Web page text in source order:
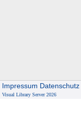
Impressum Datenschutz
Visual Library Server 2026